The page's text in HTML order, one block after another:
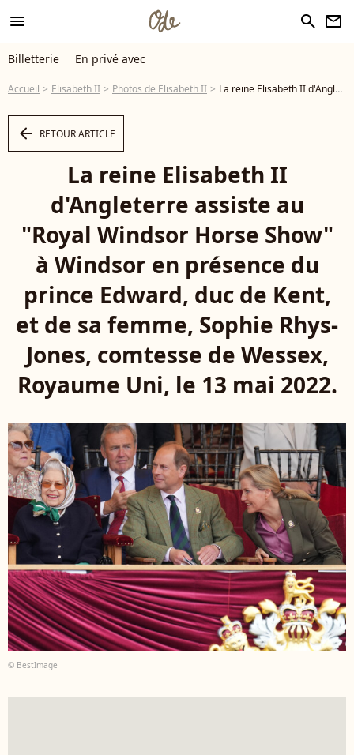
menu search newsletter
Billetterie En privé avec
Accueil Elisabeth II Photos de Elisabeth II La reine Elisabeth II d'Angleterre assiste au "Royal Windsor Horse Show" à Windsor en présence du prince Edward, duc de Kent, et de sa femme, Sophie Rhys-Jones, comtesse de Wessex, Royaume Uni, le 13 mai 2022. - Photo
arrow_left RETOUR ARTICLE
La reine Elisabeth II
d'Angleterre assiste au
"Royal Windsor Horse Show"
à Windsor en présence du
prince Edward, duc de Kent,
et de sa femme, Sophie Rhys-
Jones, comtesse de Wessex,
Royaume Uni, le 13 mai 2022.
© BestImage